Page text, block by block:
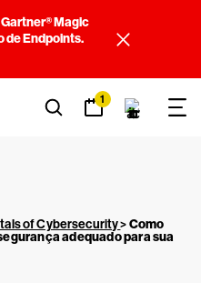
Magic
de Endpoints.
1
of Cybersecurity>Como
adequado para sua